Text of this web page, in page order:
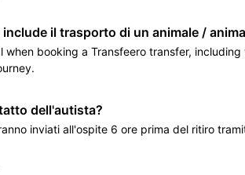
il trasporto di un animale /
booking a Transfeero transfer,
dell'autista?
inviati all'ospite 6 ore prima del ritiro